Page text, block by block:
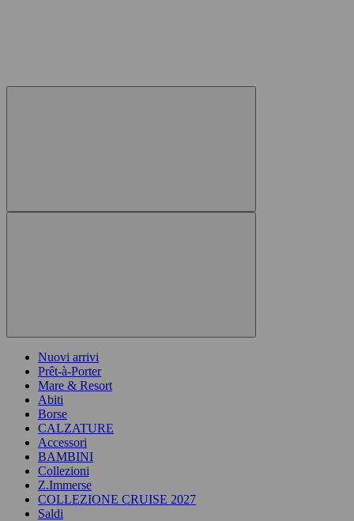
Nuovi arrivi
Prêt-à-Porter
Mare & Resort
Abiti
Borse
CALZATURE
Accessori
BAMBINI
Collezioni
Z.Immerse
COLLEZIONE CRUISE 2027
Saldi